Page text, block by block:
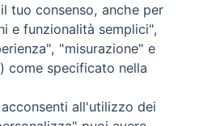
tuo consenso, anche per
e funzionalità semplici",
"misurazione" e
come specificato nella
all'utilizzo dei